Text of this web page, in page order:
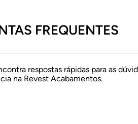
FREQUENTES
respostas rápidas para as
na Revest Acabamentos.